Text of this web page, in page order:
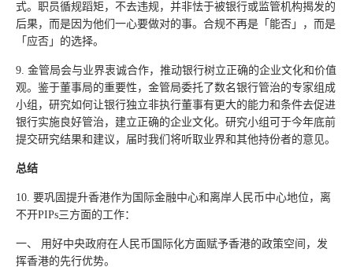
式。职员循规蹈矩，不去违规，并非怯于被银行或监管机构揭发的
后果，而是因为他们一心要做对的事。合规不再是「能否」，而是
「应否」的选择。
9. 金管局会与业界衷诚合作，推动银行树立正确的企业文化和价值
观。鉴于董事局的重要性，金管局委托了数名银行管治的专家组成
小组，研究如何让银行独立非执行董事有更大的能力和条件去促进
银行实施良好管治，建立正确的企业文化。研究小组可于今年底前
提交研究结果和建议，届时我们将听取业界和其他持份者的意见。
总结
10. 要巩固提升香港作为国际金融中心和离岸人民币中心地位，离
不开PIPs三方面的工作：
一、 用好中央政府在人民币国际化方面赋予香港的政策空间，发
挥香港的先行优势。